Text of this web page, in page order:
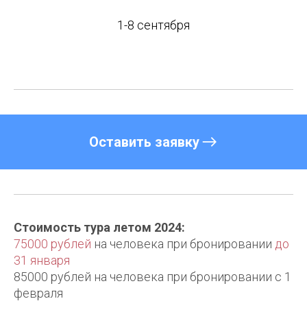
1-8 сентября
Оставить заявку
Стоимость тура летом 2024:
75000 рублей на человека при бронировании до
31 января
85000 рублей на человека при бронировании с 1
февраля